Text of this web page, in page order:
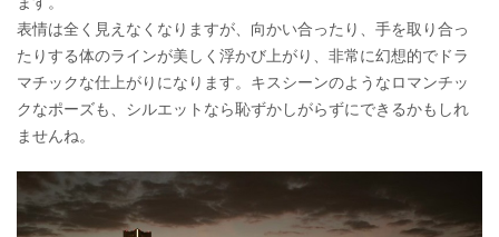
表情は全く見えなくなりますが、向かい合ったり、手を取り合っ
たりする体のラインが美しく浮かび上がり、非常に幻想的でドラ
マチックな仕上がりになります。キスシーンのようなロマンチッ
クなポーズも、シルエットなら恥ずかしがらずにできるかもしれ
ませんね。